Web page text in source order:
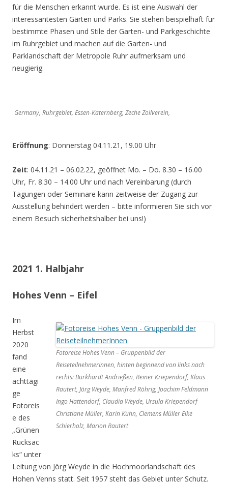
für die Menschen erkannt wurde. Es ist eine Auswahl der
interessantesten Gärten und Parks. Sie stehen beispielhaft für
bestimmte Phasen und Stile der Garten- und Parkgeschichte
im Ruhrgebiet und machen auf die Garten- und
Parklandschaft der Metropole Ruhr aufmerksam und
neugierig.
Germany, Ruhrgebiet, Essen-Katernberg, Zeche Zollverein,
Eröffnung: Donnerstag 04.11.21, 19.00 Uhr
Zeit: 04.11.21 – 06.02.22, geöffnet Mo. – Do. 8.30 – 16.00
Uhr, Fr. 8.30 – 14.00 Uhr und nach Vereinbarung (durch
Tagungen oder Seminare kann zeitweise der Zugang zur
Ausstellung behindert werden – bitte informieren Sie sich vor
einem Besuch sicherheitshalber bei uns!)
2021 1. Halbjahr
Hohes Venn – Eifel
Fotoreise Hohes Venn – Gruppenbild der
ReiseteilnehmerInnen, hinten beginnend von links nach
rechts: Burkhardt Andrießen, Reiner Kriependorf, Klaus
Rautert, Jörg Weyde, Manfred Röhrig, Joachim Feldmann
Ingo Hattendorf, Claudia Weyde, Ursula Kriependorf
Christiane Müller, Karin Kühn, Clemens Müller Elke
Schierholz, Marion Rautert
Im
Herbst
2020
fand
eine
achttägi
ge
Fotoreis
e des
„Grünen
Rucksac
ks“ unter
Leitung von Jörg Weyde in die Hochmoorlandschaft des
Hohen Venns statt. Seit 1957 steht das Gebiet unter Schutz.